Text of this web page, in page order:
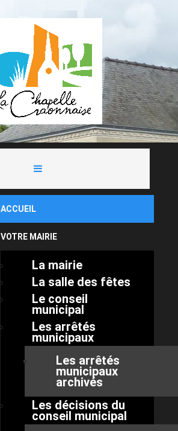
ACCUEIL
VOTRE MAIRIE
La mairie
La salle des fêtes
Le conseil
municipal
Les arrêtés
municipaux
Les arrêtés
municipaux
archivés
Les décisions du
conseil municipal